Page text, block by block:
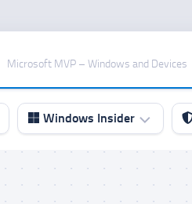
Microsoft MVP – Windows and Devices
Windows Insider